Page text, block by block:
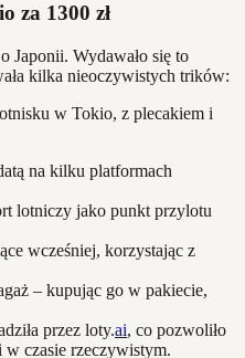
za 1300 zł
Japonii. Wydawało się to
kilka nieoczywistych trików:
na kilku platformach
lotniczy jako punkt przylotu
wcześniej, korzystając z
– kupując go w pakiecie,
przez loty.ai, co pozwoliło
czasie rzeczywistym.